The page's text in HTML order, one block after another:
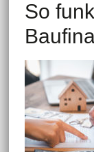
So